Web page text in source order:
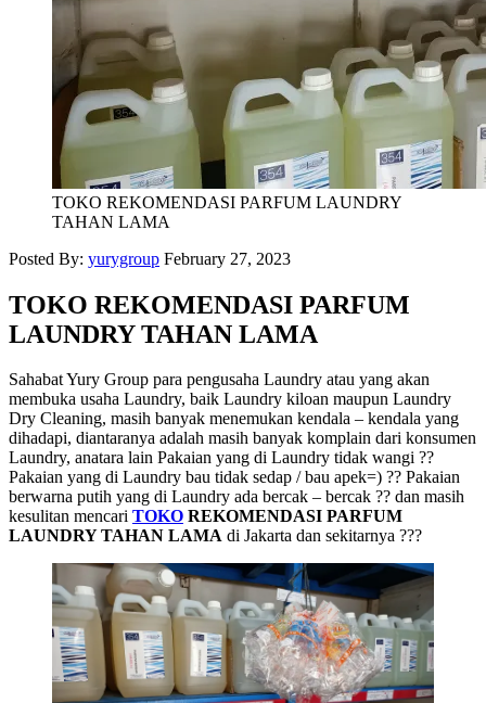
TOKO REKOMENDASI PARFUM LAUNDRY
TAHAN LAMA
Posted By: yurygroup February 27, 2023
TOKO REKOMENDASI PARFUM
LAUNDRY TAHAN LAMA
Sahabat Yury Group para pengusaha Laundry atau yang akan
membuka usaha Laundry, baik Laundry kiloan maupun Laundry
Dry Cleaning, masih banyak menemukan kendala – kendala yang
dihadapi, diantaranya adalah masih banyak komplain dari konsumen
Laundry, anatara lain Pakaian yang di Laundry tidak wangi ??
Pakaian yang di Laundry bau tidak sedap / bau apek=) ?? Pakaian
berwarna putih yang di Laundry ada bercak – bercak ?? dan masih
kesulitan mencari TOKO REKOMENDASI PARFUM
LAUNDRY TAHAN LAMA di Jakarta dan sekitarnya ???